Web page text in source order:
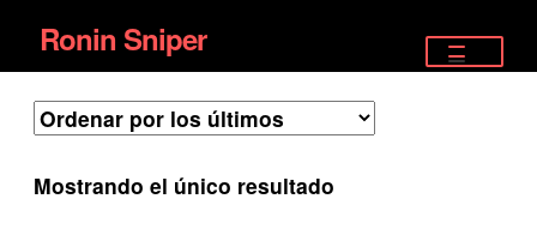
Ir
a
la
Ir
al
contenido
Ronin Sniper
PISTOLAS
Mostrando el único resultado